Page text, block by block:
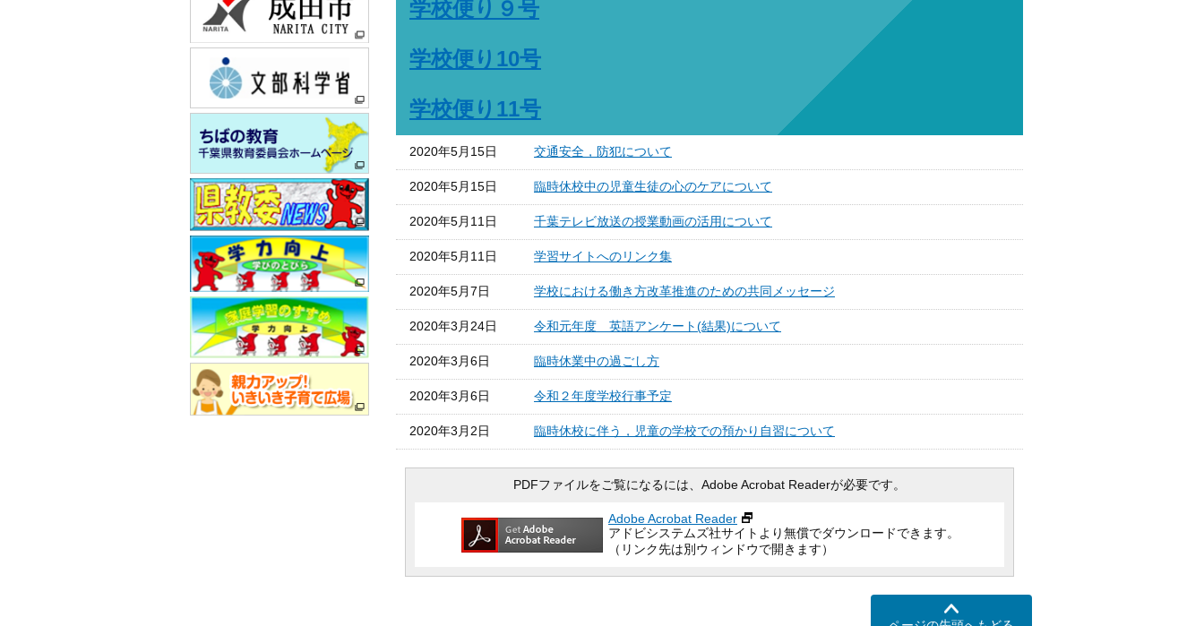
学校便り９号
学校便り10号
学校便り11号
2020年5月15日 交通安全，防犯について
2020年5月15日 臨時休校中の児童生徒の心のケアについて
2020年5月11日 千葉テレビ放送の授業動画の活用について
2020年5月11日 学習サイトへのリンク集
2020年5月7日 学校における働き方改革推進のための共同メッセージ
2020年3月24日 令和元年度 英語アンケート(結果)について
2020年3月6日 臨時休業中の過ごし方
2020年3月6日 令和２年度学校行事予定
2020年3月2日 臨時休校に伴う，児童の学校での預かり自習について
PDFファイルをご覧になるには、Adobe Acrobat Readerが必要です。
Adobe Acrobat Reader
アドビシステムズ社サイトより無償でダウンロードできます。
（リンク先は別ウィンドウで開きます）